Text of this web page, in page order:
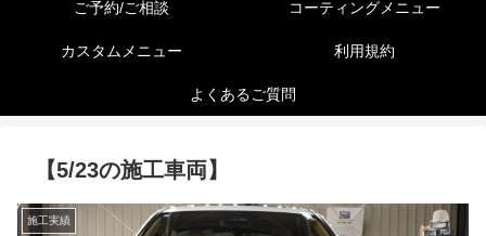
ご予約/ご相談 コーティングメニュー
カスタムメニュー 利用規約
よくあるご質問
【5/23の施工車両】
施工実績